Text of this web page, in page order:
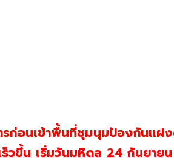
ก่อนเข้าพื้นที่ชุมนุมป้องกันแฝ
วขึ้น เริ่มวันมหิดล 24 กันยายน